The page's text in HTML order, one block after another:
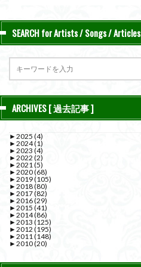
SEARCH for Artists / Songs / Articles
ARCHIVES [ 過去記事 ]
►2025 (4)
►2024(1)
►2023 (4)
►2022 (2)
►2021 (5)
►2020(68)
►2019(105)
►2018(80)
►2017(82)
►2016(29)
►2015 (41)
►2014(86)
►2013 (125)
►2012 (195)
►2011 (148)
►2010(20)